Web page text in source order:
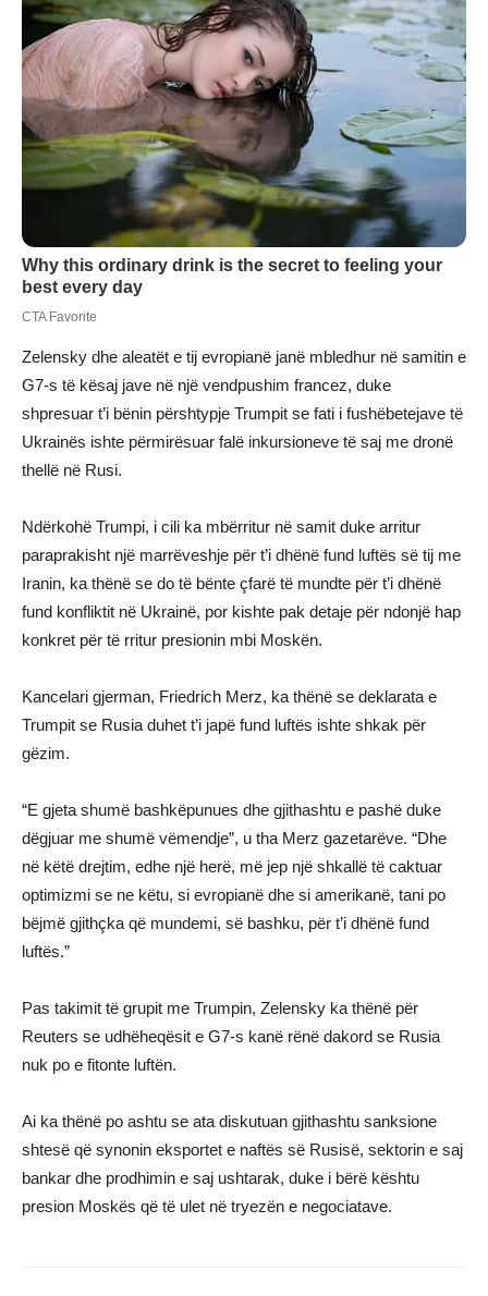
Zelensky dhe aleatët e tij evropianë janë mbledhur në samitin e
G7-s të kësaj jave në një vendpushim francez, duke
shpresuar t’i bënin përshtypje Trumpit se fati i fushëbetejave të
Ukrainës ishte përmirësuar falë inkursioneve të saj me dronë
thellë në Rusi.
Ndërkohë Trumpi, i cili ka mbërritur në samit duke arritur
paraprakisht një marrëveshje për t’i dhënë fund luftës së tij me
Iranin, ka thënë se do të bënte çfarë të mundte për t’i dhënë
fund konfliktit në Ukrainë, por kishte pak detaje për ndonjë hap
konkret për të rritur presionin mbi Moskën.
Kancelari gjerman, Friedrich Merz, ka thënë se deklarata e
Trumpit se Rusia duhet t’i japë fund luftës ishte shkak për
gëzim.
“E gjeta shumë bashkëpunues dhe gjithashtu e pashë duke
dëgjuar me shumë vëmendje”, u tha Merz gazetarëve. “Dhe
në këtë drejtim, edhe një herë, më jep një shkallë të caktuar
optimizmi se ne këtu, si evropianë dhe si amerikanë, tani po
bëjmë gjithçka që mundemi, së bashku, për t’i dhënë fund
luftës.”
Pas takimit të grupit me Trumpin, Zelensky ka thënë për
Reuters se udhëheqësit e G7-s kanë rënë dakord se Rusia
nuk po e fitonte luftën.
Ai ka thënë po ashtu se ata diskutuan gjithashtu sanksione
shtesë që synonin eksportet e naftës së Rusisë, sektorin e saj
bankar dhe prodhimin e saj ushtarak, duke i bërë kështu
presion Moskës që të ulet në tryezën e negociatave.